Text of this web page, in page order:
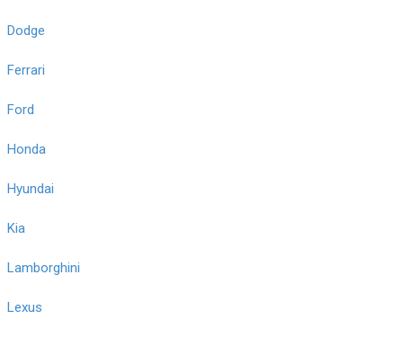
Dodge
Ferrari
Ford
Honda
Hyundai
Kia
Lamborghini
Lexus